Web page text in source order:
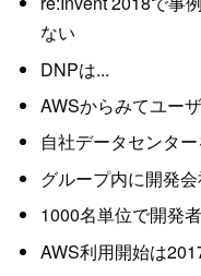
ない
DNPは...
AWSからみてユー
自社データセンタ
グループ内に開発
1000名単位で開発
AWS利用開始は